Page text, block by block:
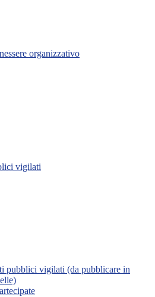
organizzativo
vigilati
pubblici vigilati (da pubblicare in